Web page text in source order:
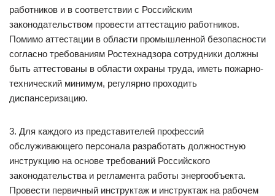
работников и в соответствии с Российским
законодательством провести аттестацию работников.
Помимо аттестации в области промышленной безопасности
согласно требованиям Ростехнадзора сотрудники должны
быть аттестованы в области охраны труда, иметь пожарно-
технический минимум, регулярно проходить
диспансеризацию.
3. Для каждого из представителей профессий
обслуживающего персонала разработать должностную
инструкцию на основе требований Российского
законодательства и регламента работы энергообъекта.
Провести первичный инструктаж и инструктаж на рабочем